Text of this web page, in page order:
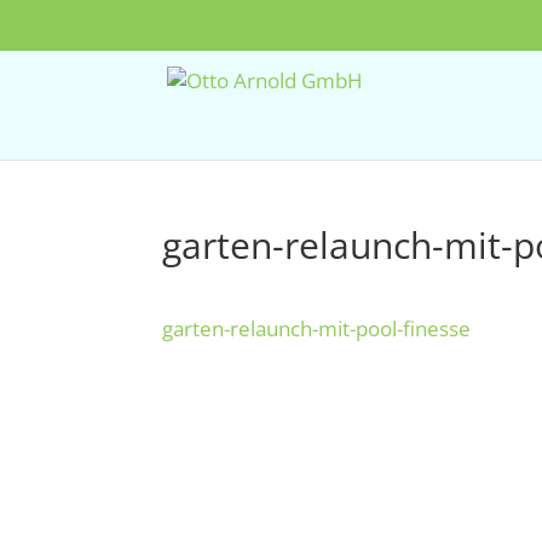
garten-relaunch-mit-
garten-relaunch-mit-pool-finesse